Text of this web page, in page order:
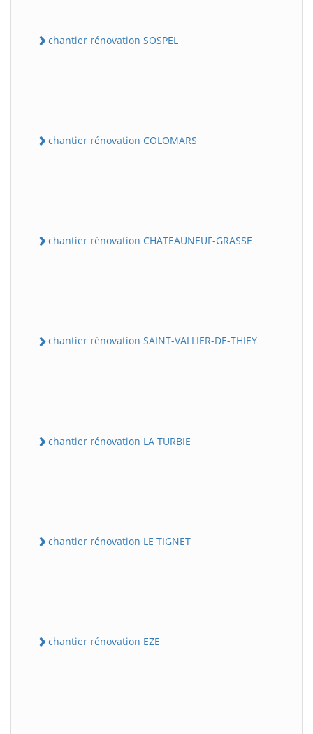
chantier rénovation SOSPEL
chantier rénovation COLOMARS
chantier rénovation CHATEAUNEUF-GRASSE
chantier rénovation SAINT-VALLIER-DE-THIEY
chantier rénovation LA TURBIE
chantier rénovation LE TIGNET
chantier rénovation EZE